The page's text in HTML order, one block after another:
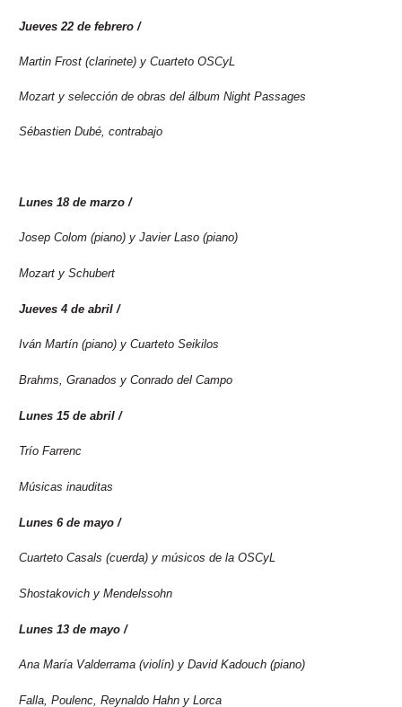
Jueves 22 de febrero /
Martin Frost (clarinete) y Cuarteto OSCyL
Mozart y selección de obras del álbum Night Passages
Sébastien Dubé, contrabajo
Lunes 18 de marzo /
Josep Colom (piano) y Javier Laso (piano)
Mozart y Schubert
Jueves 4 de abril /
Iván Martín (piano) y Cuarteto Seikilos
Brahms, Granados y Conrado del Campo
Lunes 15 de abril /
Trío Farrenc
Músicas inauditas
Lunes 6 de mayo /
Cuarteto Casals (cuerda) y músicos de la OSCyL
Shostakovich y Mendelssohn
Lunes 13 de mayo /
Ana María Valderrama (violín) y David Kadouch (piano)
Falla, Poulenc, Reynaldo Hahn y Lorca